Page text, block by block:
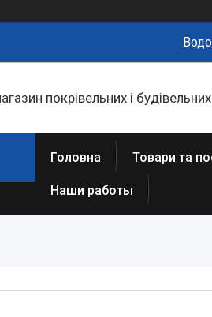
покрівельних і
Головна Товари та
Наши работы